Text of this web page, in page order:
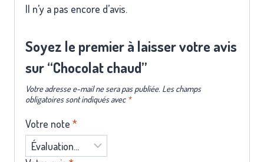
Il n’y a pas encore d’avis.
Soyez le premier à laisser votre avis
sur “Chocolat chaud”
Votre adresse e-mail ne sera pas publiée. Les champs
obligatoires sont indiqués avec *
Votre note *